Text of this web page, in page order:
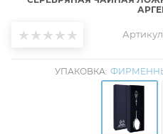
УПАКОВКА: